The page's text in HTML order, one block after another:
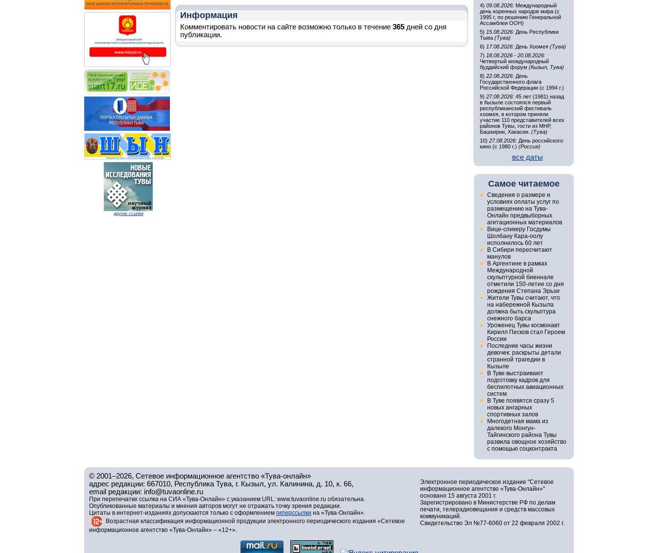
другие ссылки
Информация
Комментировать новости на сайте возможно только в течение 365 дней со дня
публикации.
4) 09.08.2026: Международный
день коренных народов мира (с
1995 г, по решению Генеральной
Ассамблеи ООН)
5) 15.08.2026: День Республики
Тыва (Тува)
6) 17.08.2026: День Хоомея (Тува)
7) 18.08.2026 - 20.08.2026:
Четвертый международный
буддийский форум (Кызыл, Тува)
8) 22.08.2026: День
Государственного флага
Российской Федерации (с 1994 г.)
9) 27.08.2026: 45 лет (1981) назад
в Кызыле состоялся первый
республиканский фестиваль
хоомея, в котором приняли
участие 110 представителей всех
районов Тувы, гости из МНР,
Башкирии, Хакасии. (Тува)
10) 27.08.2026: День российского
кино (с 1980 г.) (Россия)
все даты
Самое читаемое
Сведения о размере и
условиях оплаты услуг по
размещению на Тува-
Онлайн предвыборных
агитационных материалов
Вице-спикеру Госдумы
Шолбану Кара-оолу
исполнилось 60 лет
В Сибири пересчитают
манулов
В Аргентине в рамках
Международной
скульптурной биеннале
отметили 150-летие со дня
рождения Степана Эрьзи
Жители Тувы считают, что
на набережной Кызыла
должна быть скульптура
снежного барса
Уроженец Тувы космонавт
Кирилл Песков стал Героем
России
Последние часы жизни
девочек: раскрыты детали
странной трагедии в
Кызыле
В Туве выстраивают
подготовку кадров для
беспилотных авиационных
систем
В Туве появятся сразу 5
новых ангарных
спортивных залов
Многодетная мама из
далекого Монгун-
Тайгинского района Тувы
развила овощное хозяйство
с помощью соцконтракта
© 2001–2026, Сетевое информационное агентство «Тува-онлайн»
адрес редакции: 667010, Республика Тува, г. Кызыл, ул. Калинина, д. 10, к. 66,
email редакции: info@tuvaonline.ru
При перепечатке ссылка на СИА «Тува-Онлайн» с указанием URL: www.tuvaonline.ru обязательна.
Опубликованные материалы и мнения авторов могут не отражать точку зрения редакции.
Цитаты в интернет-изданиях допускаются только с оформлением гиперссылки на «Тува-Онлайн».
Возрастная классификация информационной продукции электронного периодического издания «Сетевое
информационное агентство «Тува-Онлайн» – «12+».
Электронное периодическое издание "Сетевое
информационное агентство «Тува-Онлайн»"
основано 15 августа 2001 г.
Зарегистрировано в Министерстве РФ по делам
печати, телерадиовещания и средств массовых
коммуникаций.
Свидетельство Эл №77-6060 от 22 февраля 2002 г.